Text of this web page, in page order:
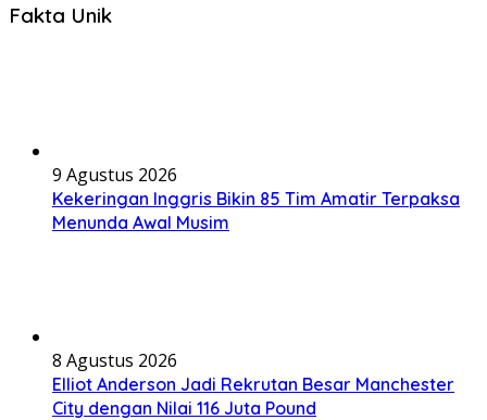
Fakta Unik
9 Agustus 2026
Kekeringan Inggris Bikin 85 Tim Amatir Terpaksa
Menunda Awal Musim
8 Agustus 2026
Elliot Anderson Jadi Rekrutan Besar Manchester
City dengan Nilai 116 Juta Pound